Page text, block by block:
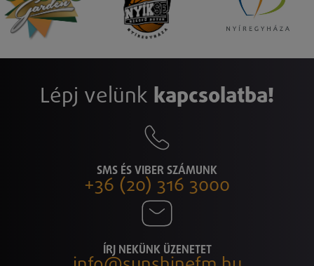
Lépj velünk kapcsolatba!
SMS ÉS VIBER SZÁMUNK
+36 (20) 316 3000
ÍRJ NEKÜNK ÜZENETET